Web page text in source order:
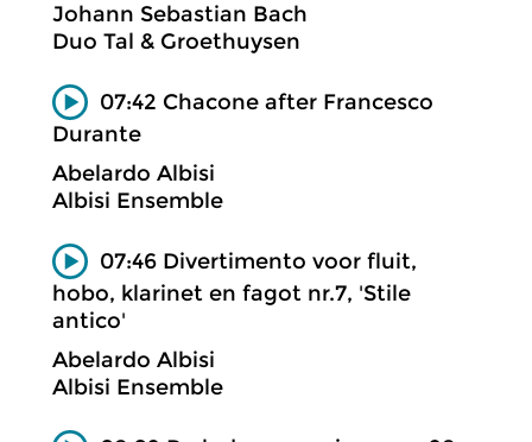
Johann Sebastian Bach
Duo Tal & Groethuysen
07:42 Chacone after Francesco
Durante
Abelardo Albisi
Albisi Ensemble
07:46 Divertimento voor fluit,
hobo, klarinet en fagot nr.7, 'Stile
antico'
Abelardo Albisi
Albisi Ensemble